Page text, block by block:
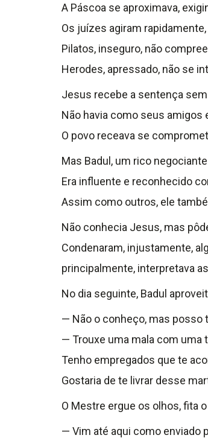
A Páscoa se aproximava,
Os juízes agiram
Pilatos, inseguro, não
Herodes, apressado, não se
Jesus recebe a sentença
Não havia como seus amigos
O povo receava se
Mas Badul, um rico
Era influente e reconhecido
Assim como outros, ele
Não conhecia Jesus, mas
Condenaram, injustamente,
principalmente, interpretava
No dia seguinte, Badul
— Não o conheço, mas posso
— Trouxe uma mala com uma
Tenho empregados que te
Gostaria de te livrar desse
O Mestre ergue os olhos, fita
— Vim até aqui como enviado